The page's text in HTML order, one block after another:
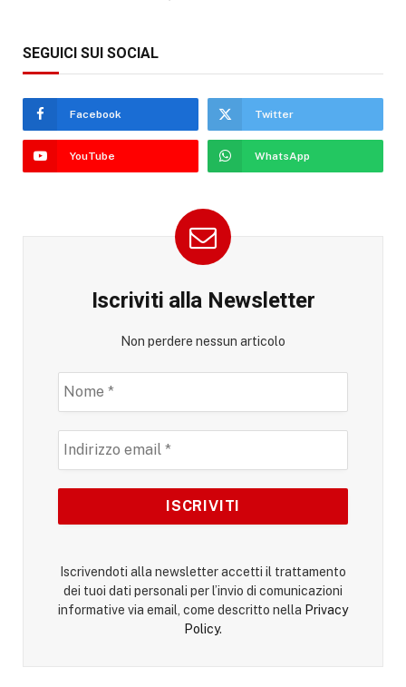
SEGUICI SUI SOCIAL
Facebook Twitter
YouTube WhatsApp
Iscriviti alla Newsletter
Non perdere nessun articolo
Iscrivendoti alla newsletter accetti il trattamento
dei tuoi dati personali per l’invio di comunicazioni
informative via email, come descritto nella Privacy
Policy.